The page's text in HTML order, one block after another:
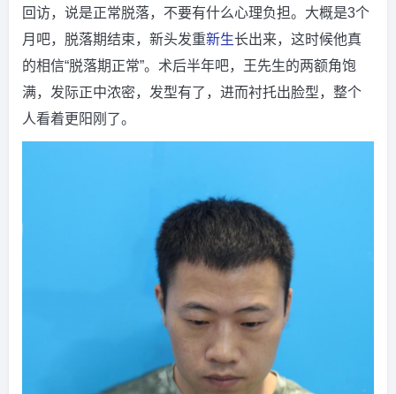
回访，说是正常脱落，不要有什么心理负担。大概是3个
月吧，脱落期结束，新头发重新生长出来，这时候他真
的相信“脱落期正常”。术后半年吧，王先生的两额角饱
满，发际正中浓密，发型有了，进而衬托出脸型，整个
人看着更阳刚了。